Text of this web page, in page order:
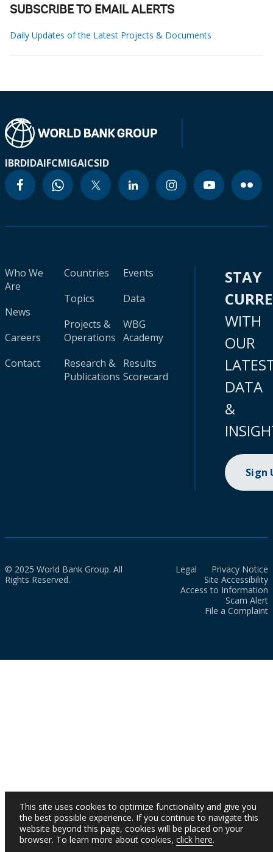
SUBSCRIBE TO EMAIL ALERTS
Daily Updates of the Latest Projects & Documents
IBRDIDAIFCMIGAICSID
Who We
Are
News
Careers
Contact
Countries
Topics
Projects &
Operations
Research &
Publications
Events
Data
WBG
Academy
Results
Scorecard
STAY
WITH
OUR
DATA
&
Sign
© 2025 World Bank Group. All
Rights Reserved.
Legal
Privacy Notice
Site Accessibility
Access to Information
Scam Alert
File a Complaint
This site uses cookies to optimize functionality and give you
the best possible experience. If you continue to navigate this
website beyond this page, cookies will be placed on your
browser. To learn more about cookies, click here.